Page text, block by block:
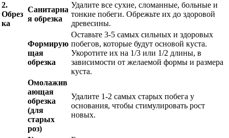
2.
Обрез
ка
Санитарна
я обрезка
Удалите все сухие, сломанные, больные и
тонкие побеги. Обрежьте их до здоровой
древесины.
Формирую
щая
обрезка
Оставьте 3-5 самых сильных и здоровых
побегов, которые будут основой куста.
Укоротите их на 1/3 или 1/2 длины, в
зависимости от желаемой формы и размера
куста.
Омолажив
ающая
обрезка
(для
старых
роз)
Удалите 1-2 самых старых побега у
основания, чтобы стимулировать рост
новых.